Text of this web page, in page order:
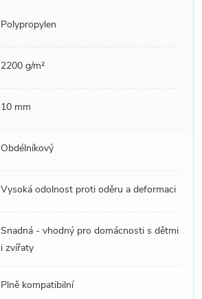
Polypropylen
2200 g/m²
10 mm
Obdélníkový
Vysoká odolnost proti oděru a deformaci
Snadná - vhodný pro domácnosti s dětmi
i zvířaty
Plně kompatibilní